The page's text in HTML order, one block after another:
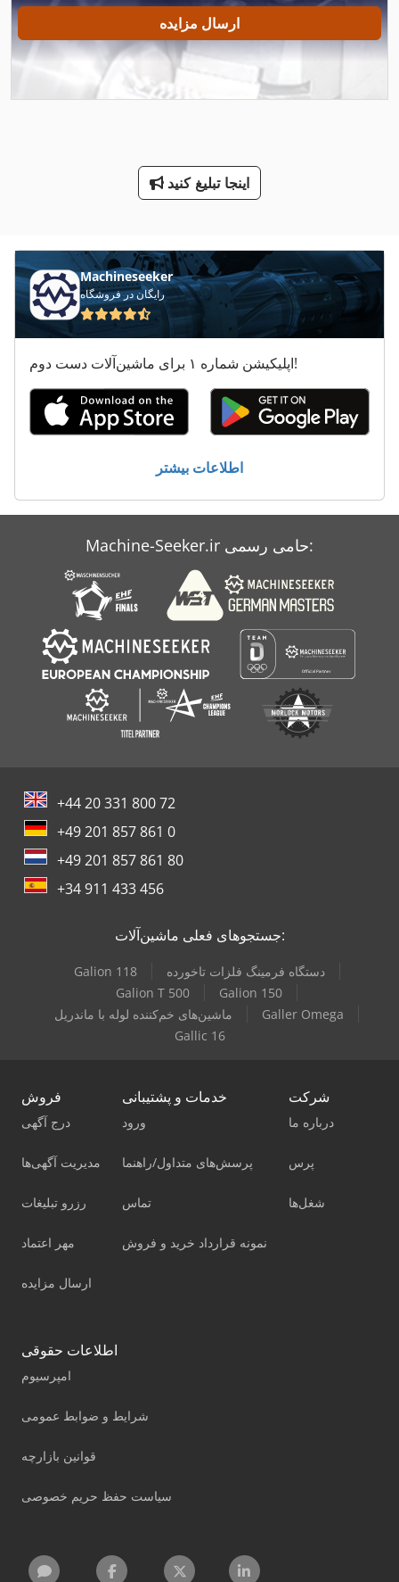
Mi Nn
Na 3000
سیم 14 88 300 صفحه نمایش نوع فیلتر من
صفحه جعبه
فولاد بتن
ماشین معاون 200 Mm
ماشین های مرتب کننده
معاون 200 Mm
ارسال مزایده
اینجا تبلیغ کنید
Machineseeker
رایگان در فروشگاه
اپلیکیشن شماره ۱ برای ماشین‌آلات دست دوم!
اطلاعات بیشتر
Machine-Seeker.ir حامی رسمی:
+44 20 331 800 72
+49 201 857 861 0
+49 201 857 861 80
+34 911 433 456
جستجوهای فعلی ماشین‌آلات:
Galion 118
دستگاه فرمینگ فلزات تاخورده
Galion T 500
Galion 150
ماشین‌های خم‌کننده لوله با ماندریل
Galler Omega
Gallic 16
فروش
درج آگهی
مدیریت آگهی‌ها
رزرو تبلیغات
مهر اعتماد
ارسال مزایده
خدمات و پشتیبانی
ورود
پرسش‌های متداول/راهنما
تماس
نمونه قرارداد خرید و فروش
شرکت
درباره ما
پرس
شغل‌ها
اطلاعات حقوقی
امپرسیوم
شرایط و ضوابط عمومی
قوانین بازارچه
سیاست حفظ حریم خصوصی